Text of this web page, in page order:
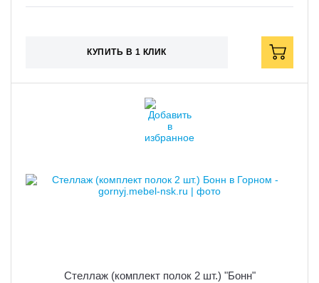
КУПИТЬ В 1 КЛИК
Стеллаж (комплект полок 2 шт.) "Бонн"